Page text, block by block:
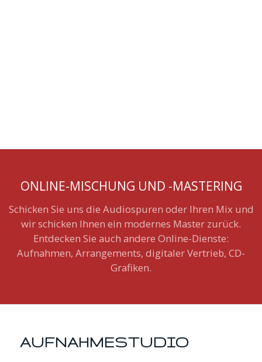
ONLINE-MISCHUNG UND -MASTERING
Schicken Sie uns die Audiospuren oder Ihren Mix und
wir schicken Ihnen ein modernes Master zurück.
Entdecken Sie auch andere Online-Dienste:
Aufnahmen, Arrangements, digitaler Vertrieb, CD-
Grafiken.
AUFNAHMESTUDIO